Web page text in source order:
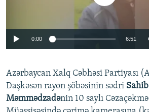
Auto 240p 360p
0:00 6:51
Azərbaycan Xalq Cəbhəsi Partiyası
Daşkəsən rayon şöbəsinin sədri Sahib
Məmmədzadənin 10 saylı Cəzaçəkmə